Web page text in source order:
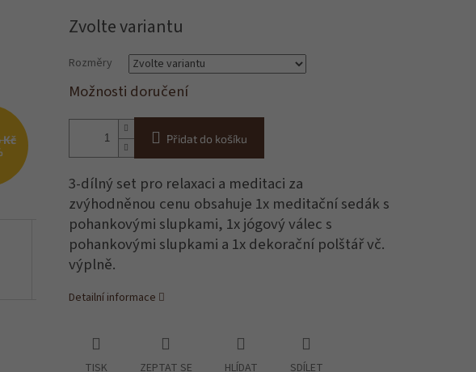
Kč
cena:
Zvolte variantu
Rozměry
Možnosti doručení
Přidat do košíku
3-dílný set pro relaxaci a meditaci za
zvýhodněnou cenu obsahuje 1x meditační sedák s
pohankovými slupkami, 1x jógový válec s
pohankovými slupkami a 1x dekorační polštář vč.
výplně.
Detailní informace
TISK ZEPTAT SE HLÍDAT SDÍLET